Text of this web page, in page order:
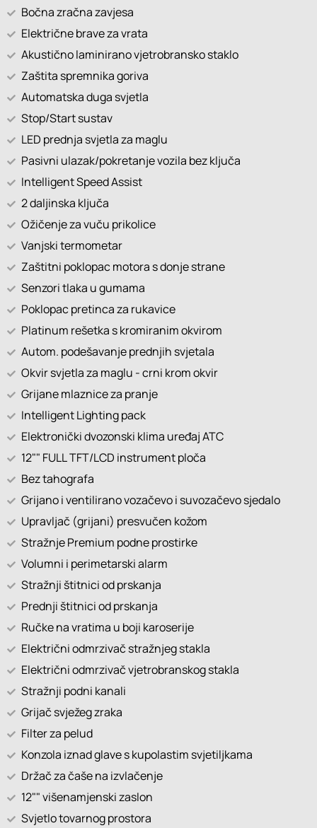
Bočna zračna zavjesa
Električne brave za vrata
Akustično laminirano vjetrobransko staklo
Zaštita spremnika goriva
Automatska duga svjetla
Stop/Start sustav
LED prednja svjetla za maglu
Pasivni ulazak/pokretanje vozila bez ključa
Intelligent Speed Assist
2 daljinska ključa
Ožičenje za vuču prikolice
Vanjski termometar
Zaštitni poklopac motora s donje strane
Senzori tlaka u gumama
Poklopac pretinca za rukavice
Platinum rešetka s kromiranim okvirom
Autom. podešavanje prednjih svjetala
Okvir svjetla za maglu - crni krom okvir
Grijane mlaznice za pranje
Intelligent Lighting pack
Elektronički dvozonski klima uređaj ATC
12"" FULL TFT/LCD instrument ploča
Bez tahografa
Grijano i ventilirano vozačevo i suvozačevo sjedalo
Upravljač (grijani) presvučen kožom
Stražnje Premium podne prostirke
Volumni i perimetarski alarm
Stražnji štitnici od prskanja
Prednji štitnici od prskanja
Ručke na vratima u boji karoserije
Električni odmrzivač stražnjeg stakla
Električni odmrzivač vjetrobranskog stakla
Stražnji podni kanali
Grijač svježeg zraka
Filter za pelud
Konzola iznad glave s kupolastim svjetiljkama
Držač za čaše na izvlačenje
12"" višenamjenski zaslon
Svjetlo tovarnog prostora